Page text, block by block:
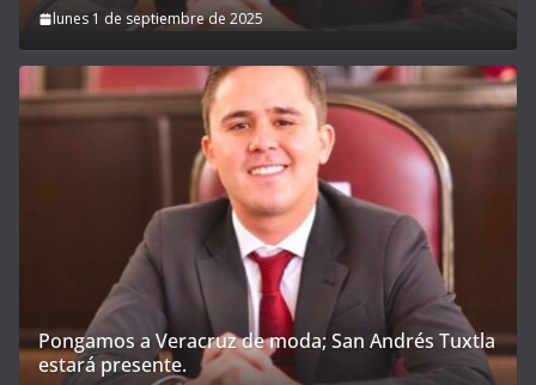
lunes 1 de septiembre de 2025
Pongamos a Veracruz de moda; San Andrés Tuxtla
estará presente.